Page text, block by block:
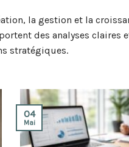
la gestion et la
des analyses claires
stratégiques.
04
Mai